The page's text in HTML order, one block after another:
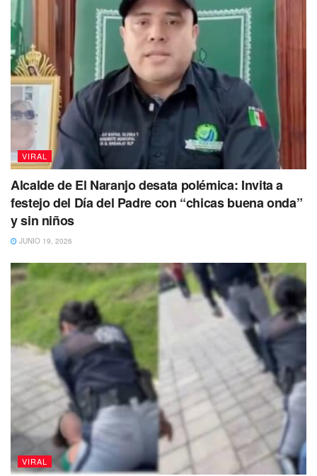
VIRAL
Alcalde de El Naranjo desata polémica: Invita a
festejo del Día del Padre con “chicas buena onda”
y sin niños
JUNIO 19, 2026
VIRAL